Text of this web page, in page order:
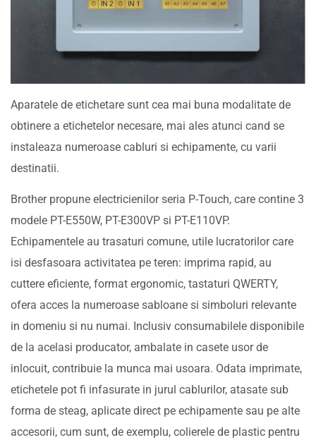
Aparatele de etichetare sunt cea mai buna modalitate de
obtinere a etichetelor necesare, mai ales atunci cand se
instaleaza numeroase cabluri si echipamente, cu varii
destinatii.
Brother propune electricienilor seria P-Touch, care contine 3
modele PT-E550W, PT-E300VP si PT-E110VP.
Echipamentele au trasaturi comune, utile lucratorilor care
isi desfasoara activitatea pe teren: imprima rapid, au
cuttere eficiente, format ergonomic, tastaturi QWERTY,
ofera acces la numeroase sabloane si simboluri relevante
in domeniu si nu numai. Inclusiv consumabilele disponibile
de la acelasi producator, ambalate in casete usor de
inlocuit, contribuie la munca mai usoara. Odata imprimate,
etichetele pot fi infasurate in jurul cablurilor, atasate sub
forma de steag, aplicate direct pe echipamente sau pe alte
accesorii, cum sunt, de exemplu, colierele de plastic pentru